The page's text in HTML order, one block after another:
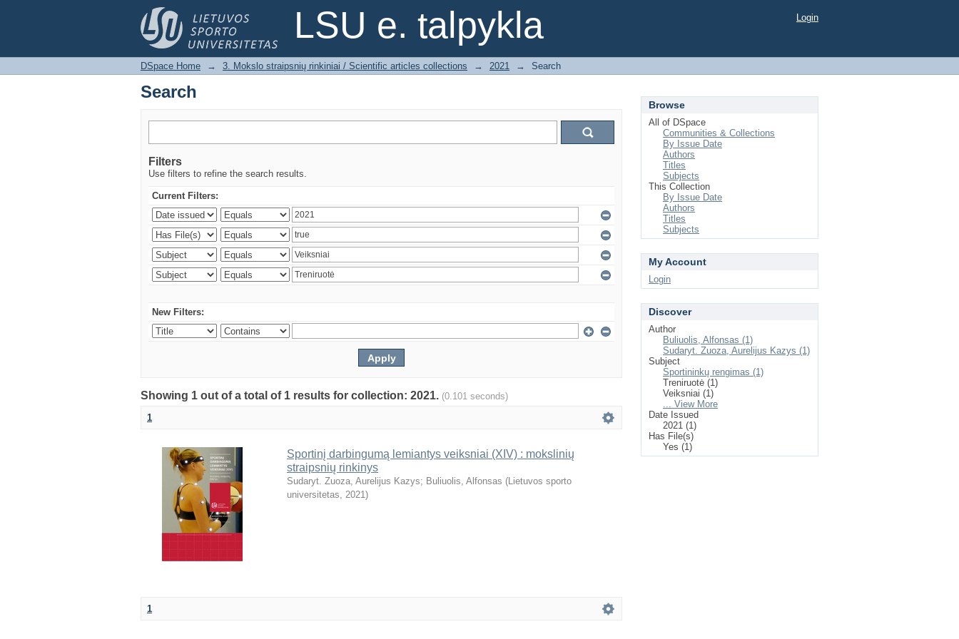
LSU e. talpykla
Search Login
DSpace Home → 3. Mokslo straipsnių rinkiniai / Scientific articles collections → 2021 → Search
Search
Filters
Use filters to refine the search results.
Current Filters:
New Filters:
Showing 1 out of a total of 1 results for collection: 2021. (0.101 seconds)
1
Sportinį darbingumą lemiantys veiksniai (XIV) : mokslinių
straipsnių rinkinys
Sudaryt. Zuoza, Aurelijus Kazys; Buliuolis, Alfonsas (Lietuvos sporto
universitetas, 2021)
1
Browse
All of DSpace
Communities & Collections
By Issue Date
Authors
Titles
Subjects
This Collection
By Issue Date
Authors
Titles
Subjects
My Account
Login
Discover
Author
Buliuolis, Alfonsas (1)
Sudaryt. Zuoza, Aurelijus Kazys (1)
Subject
Sportininkų rengimas (1)
Treniruotė (1)
Veiksniai (1)
... View More
Date Issued
2021 (1)
Has File(s)
Yes (1)